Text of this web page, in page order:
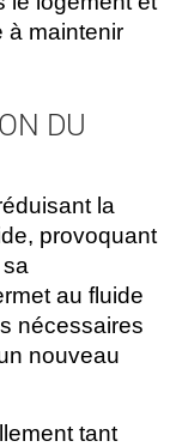
à maintenir
DU
la
provoquant
au fluide
nécessaires
nouveau
tant